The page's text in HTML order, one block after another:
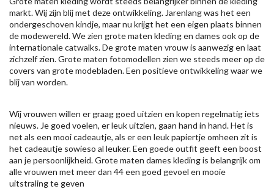
markt. Wij zijn blij met deze ontwikkeling. Jarenlang was het een
ondergeschoven kindje, maar nu krijgt het een eigen plaats binnen
de modewereld. We zien grote maten kleding en dames ook op de
internationale catwalks. De grote maten vrouw is aanwezig en laat
zichzelf zien. Grote maten fotomodellen zien we steeds meer op de
covers van grote modebladen. Een positieve ontwikkeling waar we
blij van worden.
Wij vrouwen willen er graag goed uitzien en kopen regelmatig iets
nieuws. Je goed voelen, er leuk uitzien, gaan hand in hand. Het is
net als een mooi cadeautje, als er een leuk papiertje omheen zit is
het cadeautje sowieso al leuker. Een goede outfit geeft een boost
aan je persoonlijkheid. Grote maten dames kleding is belangrijk om
alle vrouwen met meer dan 44 een goed gevoel en mooie
uitstraling te geven